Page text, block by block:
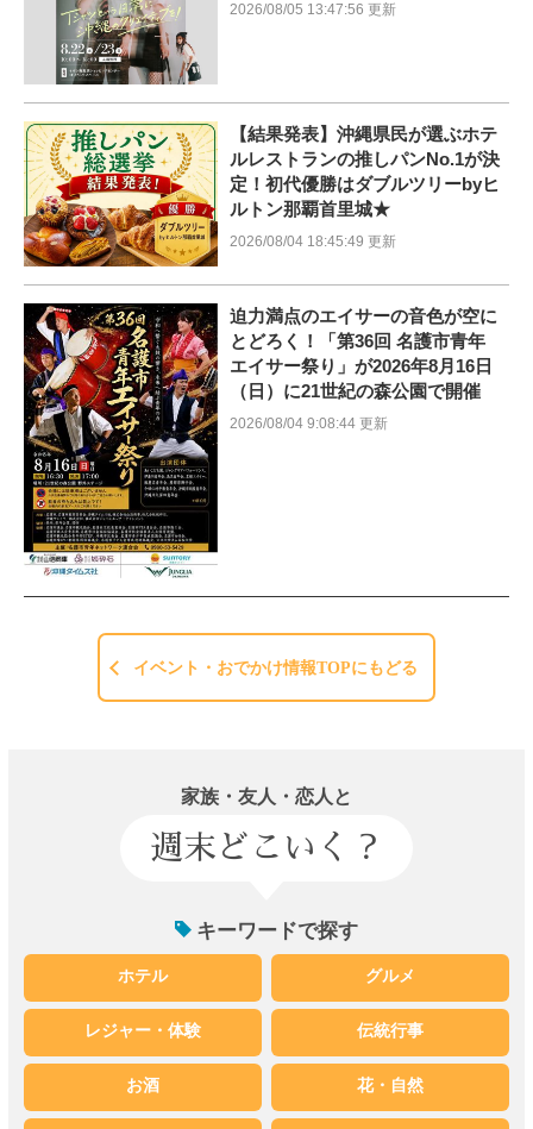
2026/08/05 13:47:56 更新
【結果発表】沖縄県民が選ぶホテ
ルレストランの推しパンNo.1が決
定！初代優勝はダブルツリーbyヒ
ルトン那覇首里城★
2026/08/04 18:45:49 更新
迫力満点のエイサーの音色が空に
とどろく！「第36回 名護市青年
エイサー祭り」が2026年8月16日
（日）に21世紀の森公園で開催
2026/08/04 9:08:44 更新
イベント・おでかけ情報TOPにもどる
家族・友人・恋人と
週末どこいく？
キーワードで探す
ホテル グルメ
レジャー・体験 伝統行事
お酒 花・自然